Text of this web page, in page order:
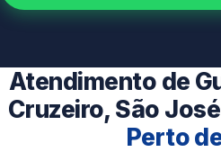
Esquadrias de Alumínio
Atendimento de
Cruzeiro, São
Perto